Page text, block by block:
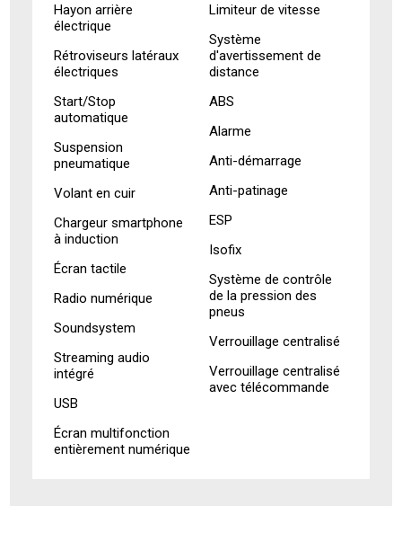
Hayon arrière
électrique
Rétroviseurs latéraux
électriques
Start/Stop
automatique
Suspension
pneumatique
Volant en cuir
Chargeur smartphone
à induction
Écran tactile
Radio numérique
Soundsystem
Streaming audio
intégré
USB
Écran multifonction
entièrement numérique
Limiteur de vitesse
Système
d'avertissement de
distance
ABS
Alarme
Anti-démarrage
Anti-patinage
ESP
Isofix
Système de contrôle
de la pression des
pneus
Verrouillage centralisé
Verrouillage centralisé
avec télécommande